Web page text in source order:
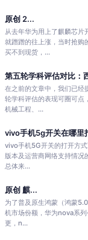
原创 2...
从去年华为用上了麒麟芯片
就蹭蹭的往上涨，当时抢购
买不到现货，...
第五轮学科评估对比：
在之前的文章中，我们已经
轮学科评估的表现可圈可点
机械工程、...
vivo手机5g开关在哪里
vivo手机5G开关的打开方
版本及运营商网络支持情况
总体来...
原创 麒...
为了普及原生鸿蒙（鸿蒙
机市场份额，华为nova系
更，n...